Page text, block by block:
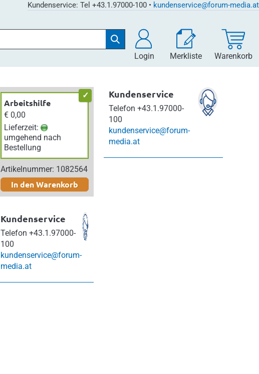
Kundenservice: Tel +43.1.97000-100 • kundenservice@forum-media.at
Login Merkliste Warenkorb
Arbeitshilfe
€ 0,00
Lieferzeit:
umgehend nach
Bestellung
Artikelnummer: 1082564
In den Warenkorb
Kundenservice
Telefon +43.1.97000-
100
kundenservice@forum-
media.at
Kundenservice
Telefon +43.1.97000-
100
kundenservice@forum-
media.at